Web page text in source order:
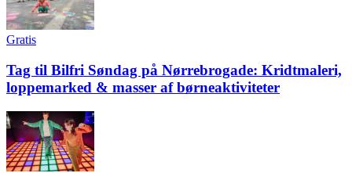
Gratis
Tag til Bilfri Søndag på Nørrebrogade: Kridtmaleri,
loppemarked & masser af børneaktiviteter